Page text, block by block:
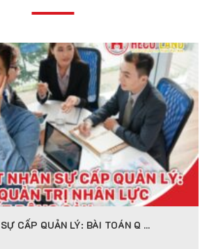
CẤP QUẢN LÝ: BÀI TOÁN Q …